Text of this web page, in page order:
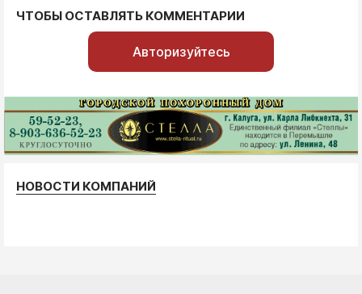
ЧТОБЫ ОСТАВЛЯТЬ КОММЕНТАРИИ
Авторизуйтесь
НОВОСТИ КОМПАНИЙ